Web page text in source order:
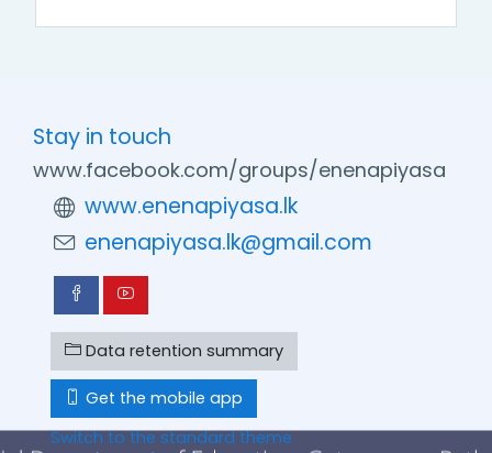
Stay in touch
www.facebook.com/groups/enenapiyasa
www.enenapiyasa.lk
enenapiyasa.lk@gmail.com
Data retention summary
Get the mobile app
Switch to the standard theme